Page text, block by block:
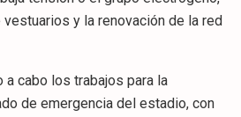
y la renovación de la red
a cabo los trabajos para la
de emergencia del estadio, con